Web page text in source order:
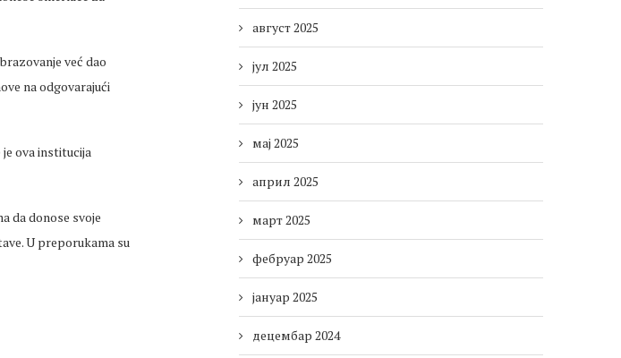
već dao
na odgovarajući
ova institucija
da donose svoje
U preporukama su
август 2025
јул 2025
јун 2025
мај 2025
април 2025
март 2025
фебруар 2025
јануар 2025
децембар 2024